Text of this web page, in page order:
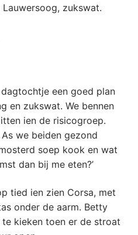
zukswat.
een goed plan
en zukswat. We bennen
ien de risicogroep.
we beiden gezond
soep kook en wat
dan bij me eten?’
tied ien zien Corsa, met
onder de aarm. Betty
kieken toen er de stroat